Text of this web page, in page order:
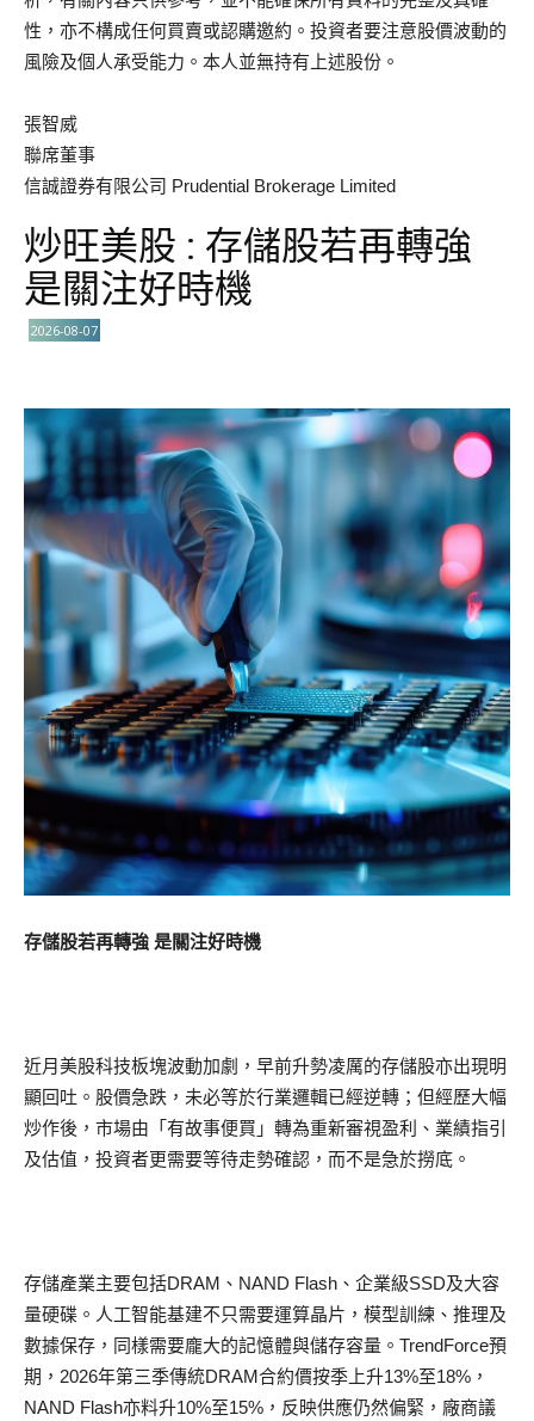
性，亦不構成任何買賣或認購邀約。投資者要注意股價波動的
風險及個人承受能力。本人並無持有上述股份。
張智威
聯席董事
信誠證券有限公司 Prudential Brokerage Limited
炒旺美股 : 存儲股若再轉強
是關注好時機
2026-08-07
存儲股若再轉強 是關注好時機
近月美股科技板塊波動加劇，早前升勢凌厲的存儲股亦出現明
顯回吐。股價急跌，未必等於行業邏輯已經逆轉；但經歷大幅
炒作後，市場由「有故事便買」轉為重新審視盈利、業績指引
及估值，投資者更需要等待走勢確認，而不是急於撈底。
存儲產業主要包括DRAM、NAND Flash、企業級SSD及大容
量硬碟。人工智能基建不只需要運算晶片，模型訓練、推理及
數據保存，同樣需要龐大的記憶體與儲存容量。TrendForce預
期，2026年第三季傳統DRAM合約價按季上升13%至18%，
NAND Flash亦料升10%至15%，反映供應仍然偏緊，廠商議